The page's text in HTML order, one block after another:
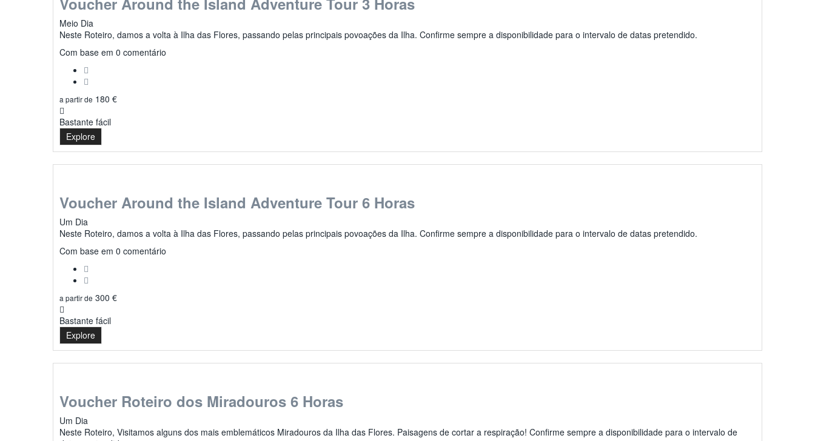
Meio Dia
Neste Roteiro, damos a volta à Ilha das Flores, passando pelas principais povoações da Ilha. Confirme sempre a disponibilidade para o intervalo de datas pretendido.
0
Com base em 0 comentário
a partir de 180 €
Bastante fácil
Explore
Voucher Around the Island Adventure Tour 6 Horas
Um Dia
Neste Roteiro, damos a volta à Ilha das Flores, passando pelas principais povoações da Ilha. Confirme sempre a disponibilidade para o intervalo de datas pretendido.
0
Com base em 0 comentário
a partir de 300 €
Bastante fácil
Explore
Voucher Roteiro dos Miradouros 6 Horas
Um Dia
Neste Roteiro, Visitamos alguns dos mais emblemáticos Miradouros da Ilha das Flores. Paisagens de cortar a respiração! Confirme sempre a disponibilidade para o intervalo de